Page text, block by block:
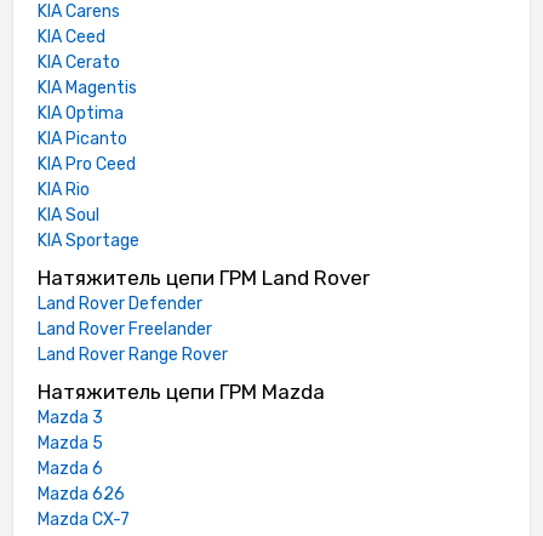
KIA Carens
KIA Ceed
KIA Cerato
KIA Magentis
KIA Optima
KIA Picanto
KIA Pro Ceed
KIA Rio
KIA Soul
KIA Sportage
Натяжитель цепи ГРМ Land Rover
Land Rover Defender
Land Rover Freelander
Land Rover Range Rover
Натяжитель цепи ГРМ Mazda
Mazda 3
Mazda 5
Mazda 6
Mazda 626
Mazda CX-7